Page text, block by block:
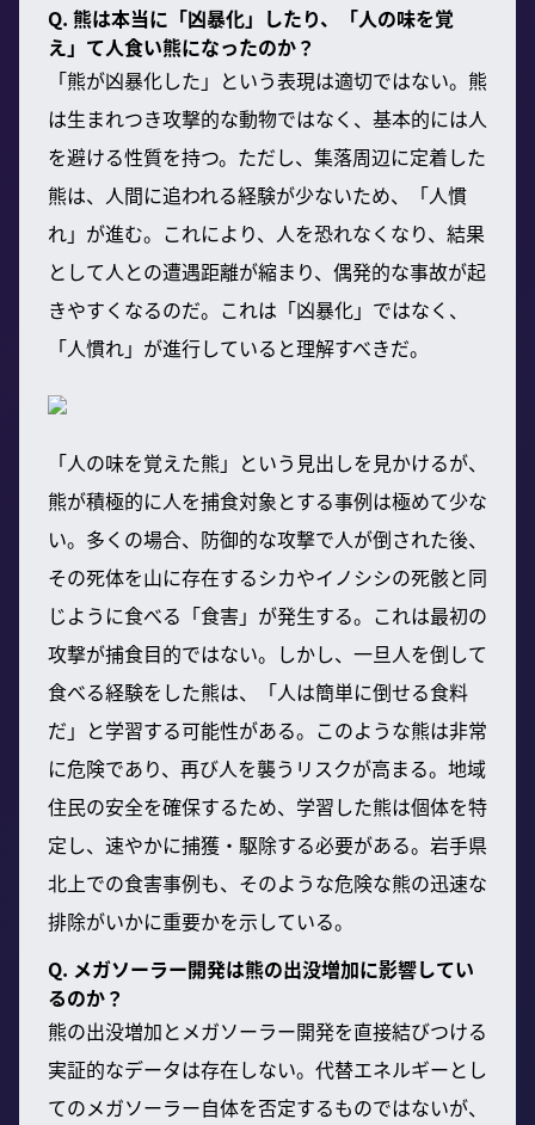
Q. 熊は本当に「凶暴化」したり、「人の味を覚
え」て人食い熊になったのか？
「熊が凶暴化した」という表現は適切ではない。熊
は生まれつき攻撃的な動物ではなく、基本的には人
を避ける性質を持つ。ただし、集落周辺に定着した
熊は、人間に追われる経験が少ないため、「人慣
れ」が進む。これにより、人を恐れなくなり、結果
として人との遭遇距離が縮まり、偶発的な事故が起
きやすくなるのだ。これは「凶暴化」ではなく、
「人慣れ」が進行していると理解すべきだ。
「人の味を覚えた熊」という見出しを見かけるが、
熊が積極的に人を捕食対象とする事例は極めて少な
い。多くの場合、防御的な攻撃で人が倒された後、
その死体を山に存在するシカやイノシシの死骸と同
じように食べる「食害」が発生する。これは最初の
攻撃が捕食目的ではない。しかし、一旦人を倒して
食べる経験をした熊は、「人は簡単に倒せる食料
だ」と学習する可能性がある。このような熊は非常
に危険であり、再び人を襲うリスクが高まる。地域
住民の安全を確保するため、学習した熊は個体を特
定し、速やかに捕獲・駆除する必要がある。岩手県
北上での食害事例も、そのような危険な熊の迅速な
排除がいかに重要かを示している。
Q. メガソーラー開発は熊の出没増加に影響してい
るのか？
熊の出没増加とメガソーラー開発を直接結びつける
実証的なデータは存在しない。代替エネルギーとし
てのメガソーラー自体を否定するものではないが、